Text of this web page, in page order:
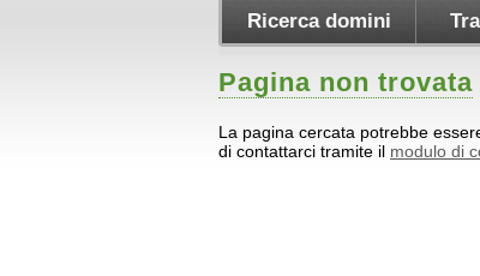
Ricerca domini
Pagina non trovata
La pagina cercata potrebbe
di contattarci tramite il modulo di